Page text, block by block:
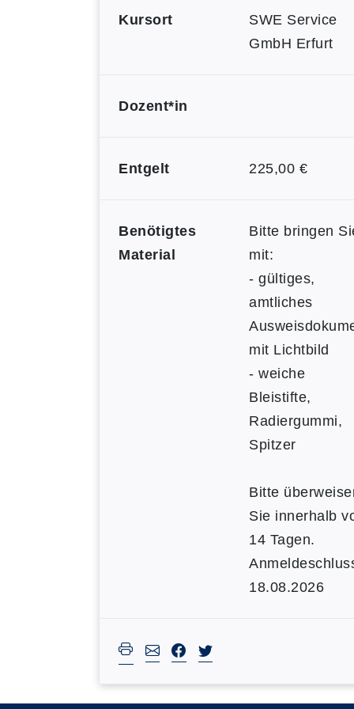
Kursort
SWE Service
GmbH Erfurt
Dozent*in
Entgelt 225,00 €
Benötigtes
Material
Bitte bringen
mit:
- gültiges,
amtliches
mit Lichtbild
- weiche
Bleistifte,
Radiergummi,
Spitzer
Bitte
Sie innerhalb
14 Tagen.
18.08.2026